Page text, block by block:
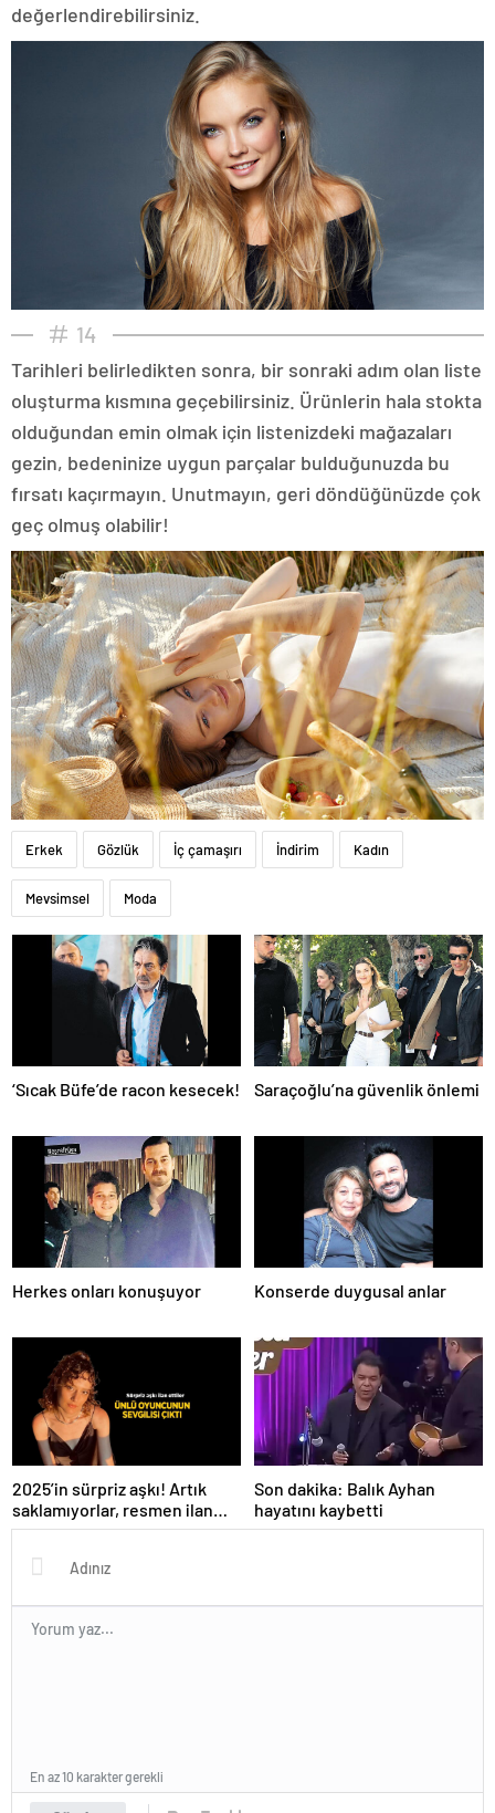
değerlendirebilirsiniz.
14
Tarihleri belirledikten sonra, bir sonraki adım olan liste
oluşturma kısmına geçebilirsiniz. Ürünlerin hala stokta
olduğundan emin olmak için listenizdeki mağazaları
gezin, bedeninize uygun parçalar bulduğunuzda bu
fırsatı kaçırmayın. Unutmayın, geri döndüğünüzde çok
geç olmuş olabilir!
Erkek Gözlük İç çamaşırı İndirim Kadın
Mevsimsel Moda
‘Sıcak Büfe’de racon kesecek! Saraçoğlu’na güvenlik önlemi
Herkes onları konuşuyor Konserde duygusal anlar
2025’in sürpriz aşkı! Artık
saklamıyorlar, resmen ilan
ettiler
Son dakika: Balık Ayhan
hayatını kaybetti
En az 10 karakter gerekli